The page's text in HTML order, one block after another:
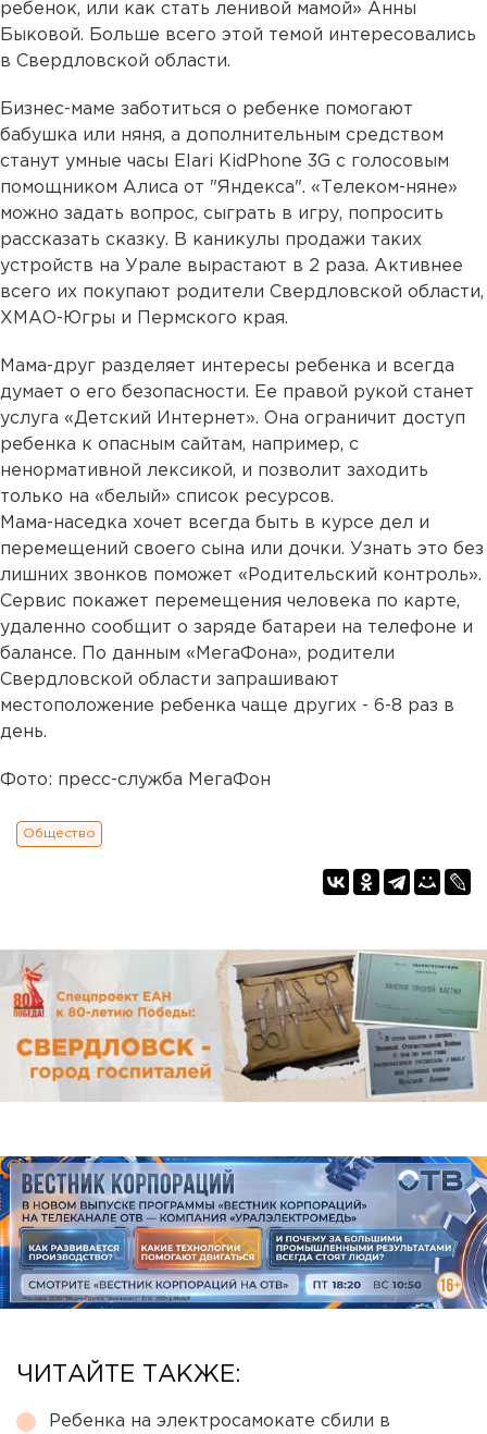
ребенок, или как стать ленивой мамой» Анны
Быковой. Больше всего этой темой интересовались
в Свердловской области.
Бизнес-маме заботиться о ребенке помогают
бабушка или няня, а дополнительным средством
станут умные часы Elari KidPhone 3G с голосовым
помощником Алиса от "Яндекса". «Телеком-няне»
можно задать вопрос, сыграть в игру, попросить
рассказать сказку. В каникулы продажи таких
устройств на Урале вырастают в 2 раза. Активнее
всего их покупают родители Свердловской области,
ХМАО-Югры и Пермского края.
Мама-друг разделяет интересы ребенка и всегда
думает о его безопасности. Ее правой рукой станет
услуга «Детский Интернет». Она ограничит доступ
ребенка к опасным сайтам, например, с
ненормативной лексикой, и позволит заходить
только на «белый» список ресурсов.
Мама-наседка хочет всегда быть в курсе дел и
перемещений своего сына или дочки. Узнать это без
лишних звонков поможет «Родительский контроль».
Сервис покажет перемещения человека по карте,
удаленно сообщит о заряде батареи на телефоне и
балансе. По данным «МегаФона», родители
Свердловской области запрашивают
местоположение ребенка чаще других - 6-8 раз в
день.
Фото: пресс-служба МегаФон
Общество
ЧИТАЙТЕ ТАКЖЕ:
Ребенка на электросамокате сбили в